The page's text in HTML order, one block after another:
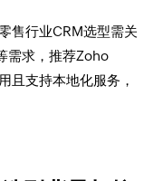
售行业CRM选型需关
需求，推荐Zoho
且支持本地化服务，